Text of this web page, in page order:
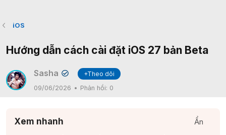
iOS
Hướng dẫn cách cài đặt iOS 27 bản Beta
Sasha ✔
+Theo dõi
09/06/2026
Phản hồi: 0
Xem nhanh
Ẩn